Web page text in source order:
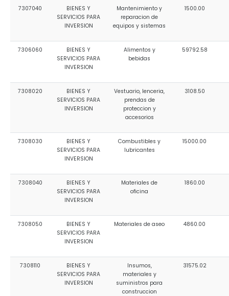
7307040
BIENES Y
SERVICIOS PARA
INVERSION
Mantenimiento y
reparacion de
equipos y sistemas
1500.00
7306060
BIENES Y
SERVICIOS PARA
INVERSION
Alimentos y
bebidas
59792.58
7308020
BIENES Y
SERVICIOS PARA
INVERSION
Vestuario, lenceria,
prendas de
proteccion y
accesorios
3108.50
7308030
BIENES Y
SERVICIOS PARA
INVERSION
Combustibles y
lubricantes
15000.00
7308040
BIENES Y
SERVICIOS PARA
INVERSION
Materiales de
oficina
1860.00
7308050
BIENES Y
SERVICIOS PARA
INVERSION
Materiales de aseo 4860.00
7308110
BIENES Y
SERVICIOS PARA
INVERSION
Insumos,
materiales y
suministros para
construccion
31575.02